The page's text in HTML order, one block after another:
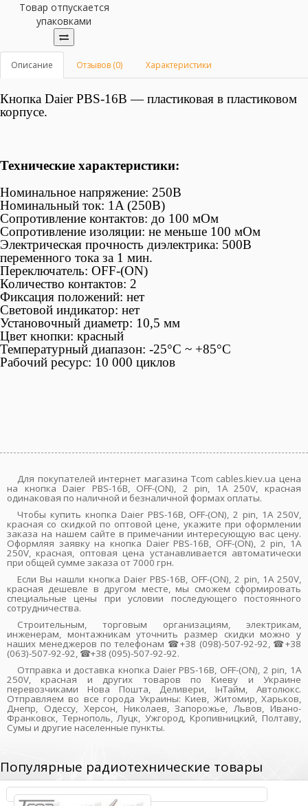
Товар отпускается
упаковками
Описание Отзывов (0) Характеристики
Кнопка Daier PBS-16B — пластиковая в пластиковом
корпусе.
Технические характеристики:
Номинальное напряжение: 250В
Номинальный ток: 1A (250В)
Сопротивление контактов: до 100 мОм
Сопротивление изоляции: не меньше 100 мОм
Электрическая прочность диэлектрика: 500В
переменного тока за 1 мин.
Переключатель: OFF-(ON)
Количество контактов: 2
Фиксация положений: нет
Световой индикатор: нет
Установочный диаметр: 10,5 мм
Цвет кнопки: красный
Температурный диапазон: -25°С ~ +85°C
Рабочий ресурс: 10 000 циклов
Для покупателей интернет магазина Tcom cables.kiev.ua цена
на кнопка Daier PBS-16B, OFF-(ON), 2 pin, 1A 250V, красная
одинаковая по наличной и безналичной формах оплаты.
Чтобы купить кнопка Daier PBS-16B, OFF-(ON), 2 pin, 1A 250V,
красная со скидкой по оптовой цене, укажите при оформлении
заказа на нашем сайте в примечании интересующую вас цену.
Оформляя заявку на кнопка Daier PBS-16B, OFF-(ON), 2 pin, 1A
250V, красная, оптовая цена устанавливается автоматически
при общей сумме заказа от 7000 грн.
Если Вы нашли кнопка Daier PBS-16B, OFF-(ON), 2 pin, 1A 250V,
красная дешевле в другом месте, мы сможем сформировать
специальные цены при условии последующего постоянного
сотрудничества.
Строительным, торговым организациям, электрикам,
инженерам, монтажникам уточнить размер скидки можно у
наших менеджеров по телефонам ☎+38 (098)-507-92-92, ☎+38
(063)-507-92-92, ☎+38 (095)-507-92-92.
Отправка и доставка кнопка Daier PBS-16B, OFF-(ON), 2 pin, 1A
250V, красная и других товаров по Киеву и Украине
перевозчиками Нова Пошта, Деливери, ІнТайм, Автолюкс.
Отправляем во все города Украины: Киев, Житомир, Харьков,
Днепр, Одессу, Херсон, Николаев, Запорожье, Львов, Ивано-
Франковск, Тернополь, Луцк, Ужгород, Кропивницкий, Полтаву,
Сумы и другие населенные пункты.
Популярные радиотехнические товары